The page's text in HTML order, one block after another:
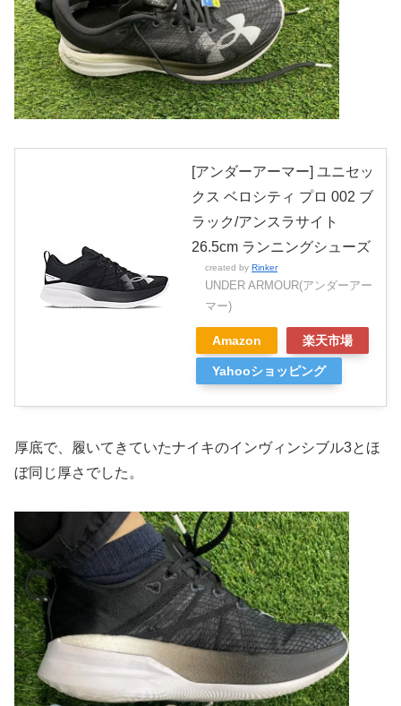
[アンダーアーマー] ユニセッ
クス ベロシティ プロ 002 ブ
ラック/アンスラサイト
26.5cm ランニングシューズ
created by Rinker
UNDER ARMOUR(アンダーアー
マー)
Amazon 楽天市場
Yahooショッピング
厚底で、履いてきていたナイキのインヴィンシブル3とほ
ぼ同じ厚さでした。